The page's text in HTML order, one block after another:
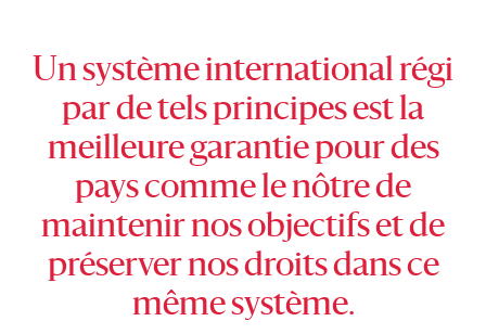
Un système international régi
par de tels principes est la
meilleure garantie pour des
pays comme le nôtre de
maintenir nos objectifs et de
préserver nos droits dans ce
même système.